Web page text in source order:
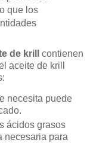
que los
de krill
contienen
aceite de krill
necesita puede
ácidos grasos
necesaria para